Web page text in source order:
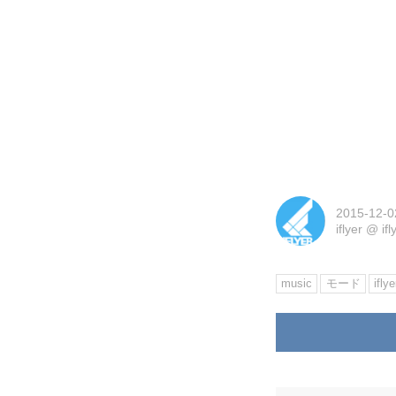
2015-12-
iflyer @
music モード